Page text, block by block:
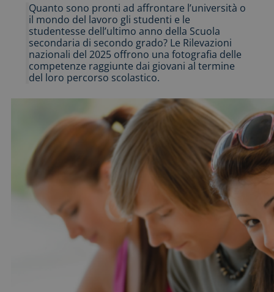
Quanto sono pronti ad affrontare l’università o
il mondo del lavoro gli studenti e le
studentesse dell’ultimo anno della Scuola
secondaria di secondo grado? Le Rilevazioni
nazionali del 2025 offrono una fotografia delle
competenze raggiunte dai giovani al termine
del loro percorso scolastico.